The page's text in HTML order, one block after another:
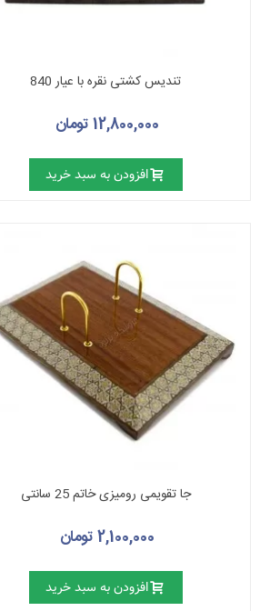
تندیس کشتی نقره با عیار 840
12,800,000 تومان
افزودن به سبد خرید
جا تقویمی رومیزی خاتم 25 سانتی
2,100,000 تومان
افزودن به سبد خرید